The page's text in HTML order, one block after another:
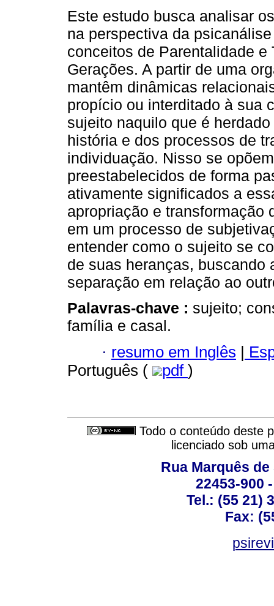
Este estudo busca analisar
na perspectiva da
conceitos de Parentalidade
Gerações. A partir de uma
mantêm dinâmicas
propício ou interditado à sua
sujeito naquilo que é
história e dos processos de
individuação. Nisso se
preestabelecidos de forma
ativamente significados a
apropriação e transformação
em um processo de
entender como o sujeito se
de suas heranças, buscando
separação em relação ao
Palavras-chave : sujeito;
família e casal.
· resumo em Inglês |
Português (
pdf )
Todo o conteúdo deste
licenciado sob
Rua Marquês de
22453-900
Tel.: (55 21)
Fax: